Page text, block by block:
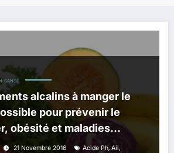
SANTÉ
alcalins à manger le
pour prévenir le
obésité et maladies
vasculaires
21 Novembre 2016 Acide Ph, Ail,